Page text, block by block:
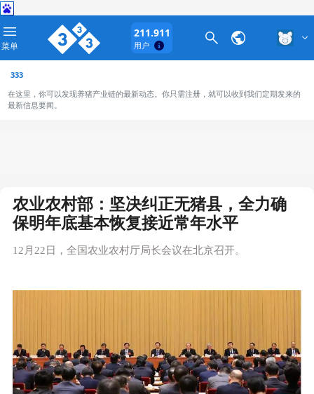
菜单
211.911
用户
333
在这里，你可以发现养猪产业链的最新动态。你只需注册，就可以收到我们定期发来的
最新信息要闻。
农业农村部：坚决纠正无猪县，全力确
保明年底基本恢复接近常年水平
12月22日，全国农业农村厅局长会议在北京召开。